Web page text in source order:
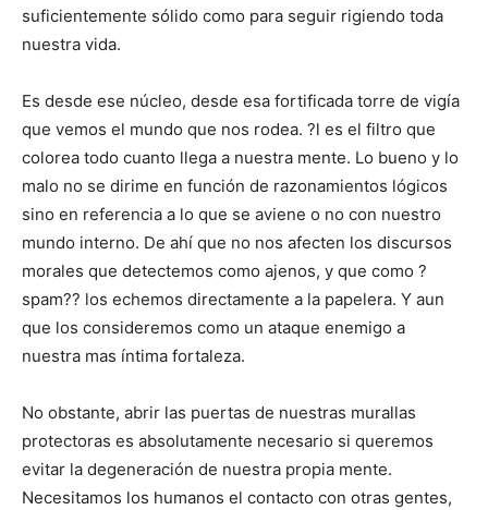
suficientemente sólido como para seguir rigiendo toda
nuestra vida.
Es desde ese núcleo, desde esa fortificada torre de vigía
que vemos el mundo que nos rodea. ?l es el filtro que
colorea todo cuanto llega a nuestra mente. Lo bueno y lo
malo no se dirime en función de razonamientos lógicos
sino en referencia a lo que se aviene o no con nuestro
mundo interno. De ahí que no nos afecten los discursos
morales que detectemos como ajenos, y que como ?
spam?? los echemos directamente a la papelera. Y aun
que los consideremos como un ataque enemigo a
nuestra mas íntima fortaleza.
No obstante, abrir las puertas de nuestras murallas
protectoras es absolutamente necesario si queremos
evitar la degeneración de nuestra propia mente.
Necesitamos los humanos el contacto con otras gentes,